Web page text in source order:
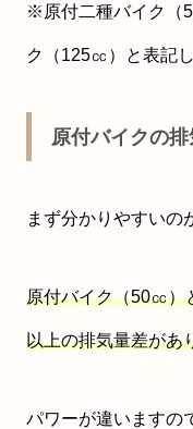
※原付二種バイク（
ク（125㏄）と表記し
原付バイクの
まず分かりやすいの
原付バイク（50㏄）
以上の排気量差があ
パワーが違いますの